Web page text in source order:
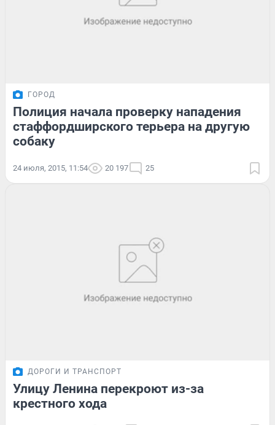
ГОРОД
Полиция начала проверку нападения
стаффордширского терьера на другую
собаку
24 июля, 2015, 11:54 20 197 25
ДОРОГИ И ТРАНСПОРТ
Улицу Ленина перекроют из-за
крестного хода